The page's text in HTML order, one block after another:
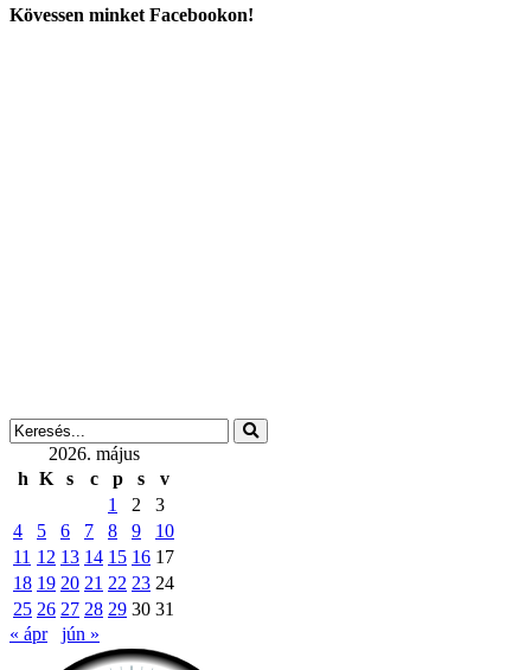
Kövessen minket Facebookon!
2026. május
h K s c p s
v
1
2
3
4
5 6 7 8 9
10
11 12 13 14 15 16 17
18 19 20 21 22 23 24
25 26 27 28 29 30 31
« ápr
jún »